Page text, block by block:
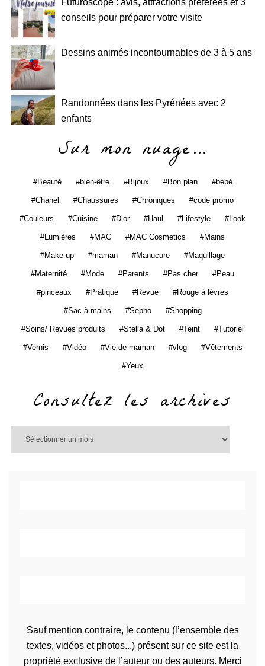
conseils pour préparer votre visite
Dessins animés incontournables de 3 à 5 ans
Randonnées dans les Pyrénées avec 2
enfants
Sur mon nuage…
Beauté bien-être Bijoux Bon plan bébé
Chanel Chaussures Chroniques code promo
Couleurs Cuisine Dior Haul Lifestyle Look
Lumières MAC MAC Cosmetics Mains
Make-up maman Manucure Maquillage
Maternité Mode Parents Pas cher Peau
pinceaux Pratique Revue Rouge à lèvres
Sac à mains Sepho Shopping
Soins/ Revues produits Stella & Dot Teint Tutoriel
Vernis Vidéo Vie de maman vlog Vêtements
Yeux
Consultez les archives
Sauf mention contraire, le contenu (l’ensemble des
textes, vidéos et photos...) présent sur ce site est la
propriété exclusive de l’auteur ou des auteurs. Merci